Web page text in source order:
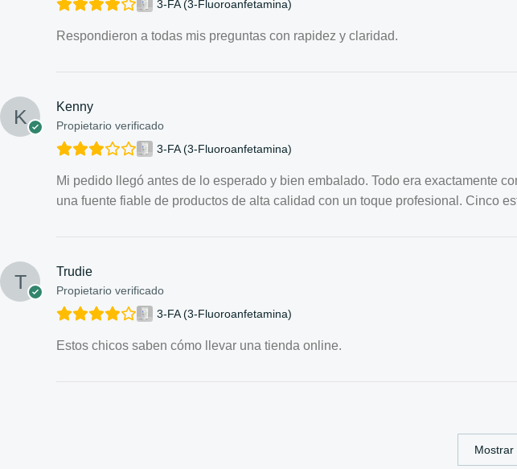
3-FA (3-Fluoroanfetamina)
Respondieron a todas mis preguntas con rapidez y claridad.
Kenny
Propietario verificado
3-FA (3-Fluoroanfetamina)
Mi pedido llegó antes de lo esperado y bien embalado. Todo era exactamente
una fuente fiable de productos de alta calidad con un toque profesional. Cinco
Trudie
Propietario verificado
3-FA (3-Fluoroanfetamina)
Estos chicos saben cómo llevar una tienda online.
Mostrar